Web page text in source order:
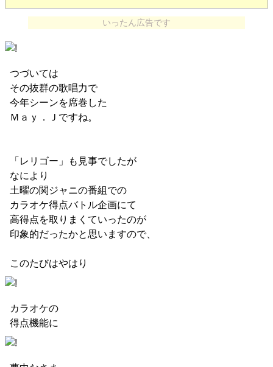
いったん広告です
つづいては
その抜群の歌唱力で
今年シーンを席巻した
Ｍａｙ．Ｊですね。
「レリゴー」も見事でしたが
なにより
土曜の関ジャニの番組での
カラオケ得点バトル企画にて
高得点を取りまくていったのが
印象的だったかと思いますので、
このたびはやはり
カラオケの
得点機能に